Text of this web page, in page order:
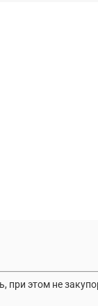
при этом не